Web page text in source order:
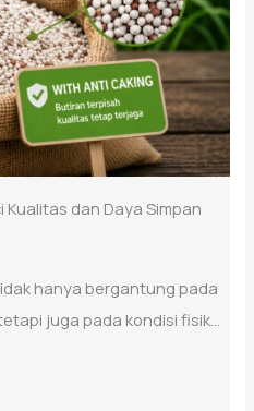
Kualitas dan Daya Simpan
hanya bergantung pada
juga pada kondisi fisik...